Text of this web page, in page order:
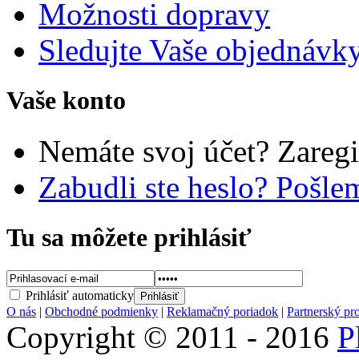
Možnosti dopravy
Sledujte Vaše
Vaše konto
Nemáte svoj účet?
Zabudli ste heslo?
Tu sa môžete prihlásiť
Prihlásiť automaticky
O nás | Obchodné podmienky | Reklamačný poriadok | Partnerský
Copyright © 2011 - 2016